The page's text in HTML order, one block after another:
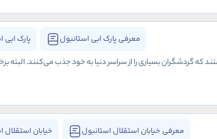
معرفی پارک ابی استانبول پارک
که گردشگران بسیاری را از سراسر دنیا به خود جذب می‌کنند.
معرفی خیابان استقلال استانبول خیابان